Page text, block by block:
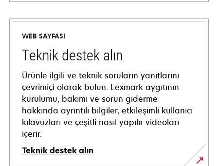
WEB SAYFASI
Teknik destek alın
Ürünle ilgili ve teknik soruların yanıtlarını
çevrimiçi olarak bulun. Lexmark aygıtının
kurulumu, bakımı ve sorun giderme
hakkında ayrıntılı bilgiler, etkileşimli kullanıcı
kılavuzları ve çeşitli nasıl yapılır videoları
içerir.
Teknik destek alın